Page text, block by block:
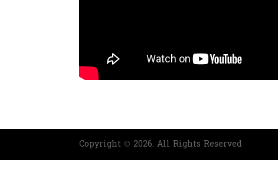
Copyright © 2026. All Rights Reserved